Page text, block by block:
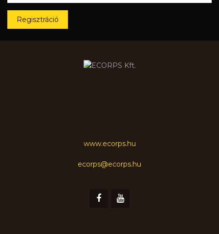
Regisztráció
www.ecorps.hu
ecorps@ecorps.hu